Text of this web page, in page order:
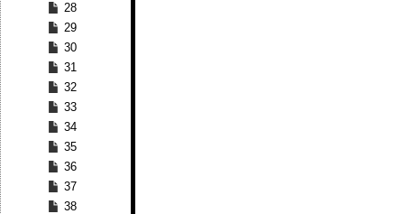
28
29
30
31
32
33
34
35
36
37
38